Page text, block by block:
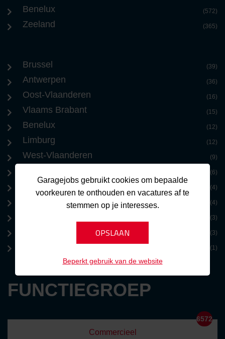
Benelux (572)
Zeeland (365)
Brussel (39)
Antwerpen (36)
Oost-Vlaanderen (16)
Vlaams Brabant (15)
Benelux (12)
Limburg (12)
West-Vlaanderen (9)
(6)
Internationaal (4)
Henegouwen (4)
(3)
(3)
(1)
FUNCTIEGROEP
Commercieel
6572
Garagejobs gebruikt cookies om bepaalde
voorkeuren te onthouden en vacatures af te
stemmen op je interesses.
Beperkt gebruik van de website